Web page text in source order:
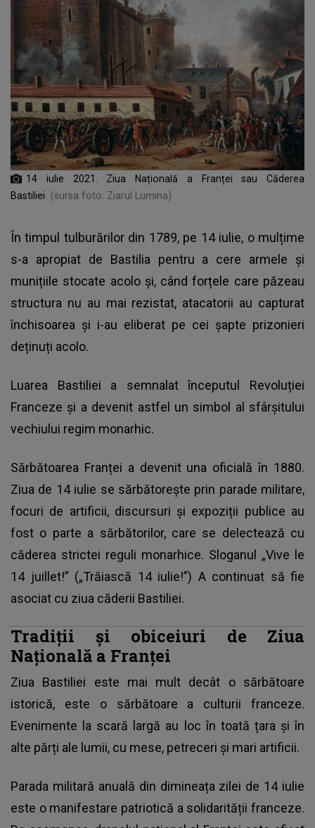
14 iulie 2021. Ziua Națională a Franței sau Căderea
Bastiliei
(sursa foto: Ziarul Lumina)
În timpul tulburărilor din 1789, pe 14 iulie, o mulțime
s-a apropiat de Bastilia pentru a cere armele și
munițiile stocate acolo și, când forțele care păzeau
structura nu au mai rezistat, atacatorii au capturat
închisoarea și i-au eliberat pe cei șapte prizonieri
deținuți acolo.
Luarea Bastiliei a semnalat începutul Revoluției
Franceze și a devenit astfel un simbol al sfârșitului
vechiului regim monarhic.
Sărbătoarea Franței a devenit una oficială în 1880.
Ziua de 14 iulie se sărbătorește prin parade militare,
focuri de artificii, discursuri și expoziții publice au
fost o parte a sărbătorilor, care se delectează cu
căderea strictei reguli monarhice. Sloganul „Vive le
14 juillet!” („Trăiască 14 iulie!”) A continuat să fie
asociat cu ziua căderii Bastiliei.
Tradiții și obiceiuri de Ziua
Națională a Franței
Ziua Bastiliei este mai mult decât o sărbătoare
istorică, este o sărbătoare a culturii franceze.
Evenimente la scară largă au loc în toată țara și în
alte părți ale lumii, cu mese, petreceri și mari artificii.
Parada militară anuală din dimineața zilei de 14 iulie
este o manifestare patriotică a solidarității franceze.